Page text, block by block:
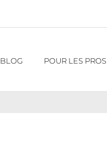
BLOG POUR LES PROS